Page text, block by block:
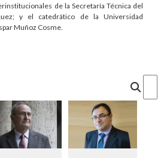
de la Secretaría Técnica del
y el catedrático de la Universidad
Muñoz Cosme.